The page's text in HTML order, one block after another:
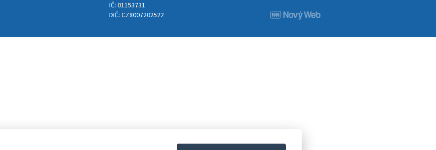
IČ: 01153731
DIČ: CZ8007202522